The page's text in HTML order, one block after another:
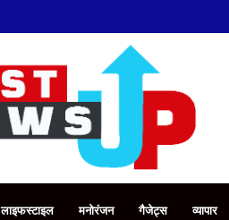
लाइफस्टाइल मनोरंजन गैजेट्स व्यापार